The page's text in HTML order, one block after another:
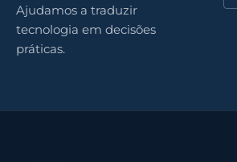
Ajudamos a traduzir
tecnologia em decisões
práticas.